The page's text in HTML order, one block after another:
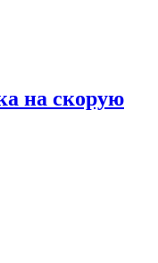
на скорую